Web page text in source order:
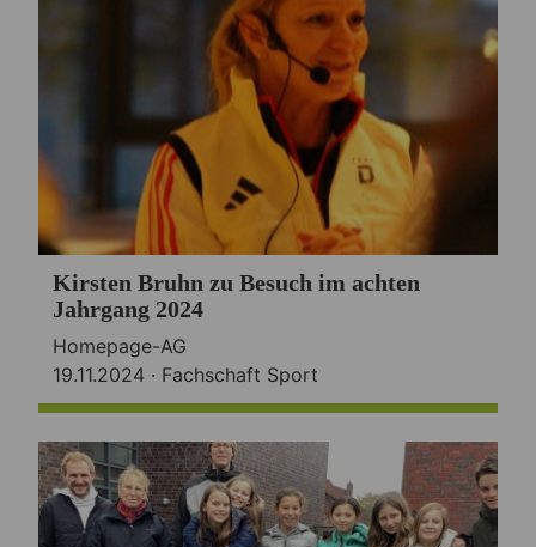
Kirsten Bruhn zu Besuch im achten
Jahrgang 2024
Homepage-AG
19.11.2024 · Fachschaft Sport